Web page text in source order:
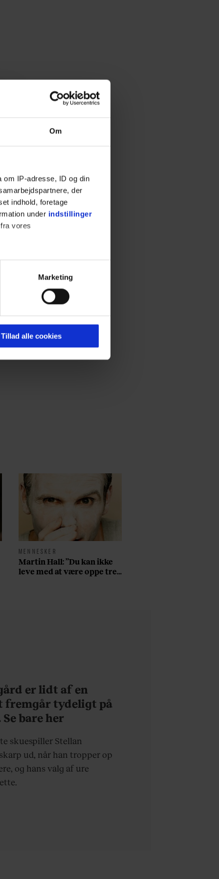
Om
om IP-adresse, ID og din
der
indhold, foretage
under indstillinger
vores
indhold til dig.
i forbindelse med
Marketing
Tillad alle cookies
MENNESKER
Martin Hall: ”Du kan ikke
leve med at være oppe tre
er lidt af en
fremgår tydeligt på
bare her
skuespiller Stellan
ud, når han tropper op
og hans valg af ure